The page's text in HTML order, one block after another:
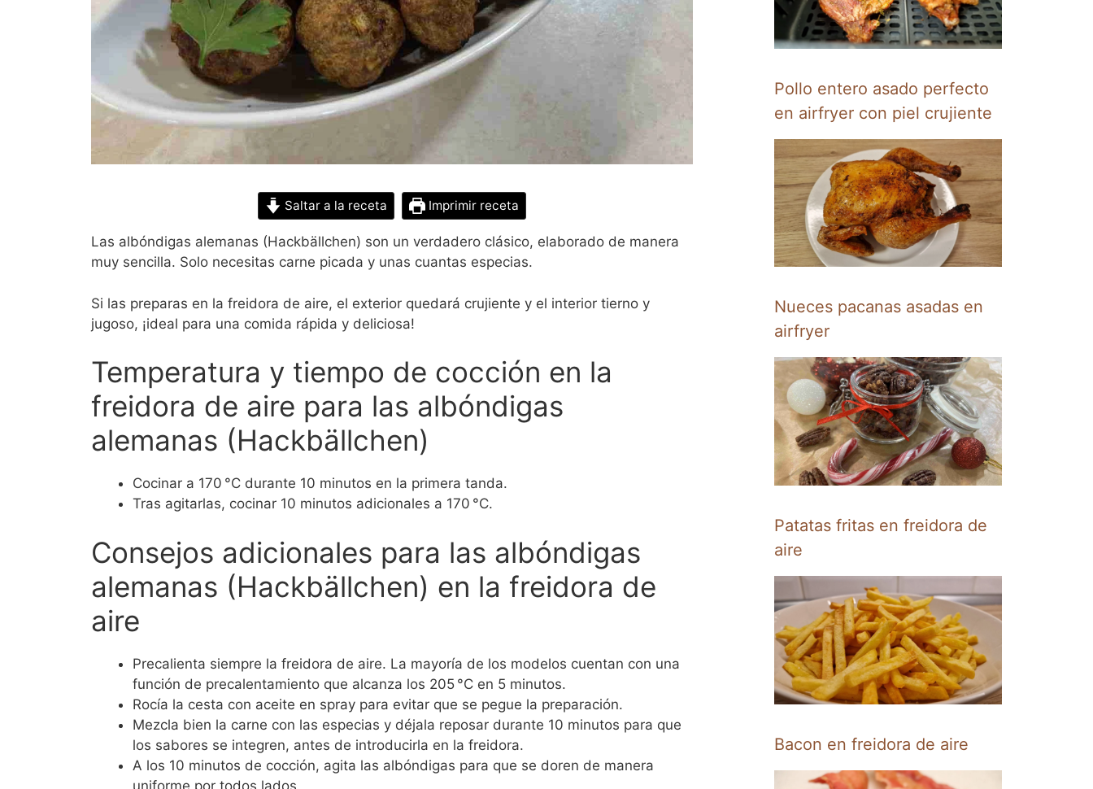
Saltar a la receta Imprimir receta
Las albóndigas alemanas (Hackbällchen) son un verdadero clásico, elaborado de manera
muy sencilla. Solo necesitas carne picada y unas cuantas especias.
Si las preparas en la freidora de aire, el exterior quedará crujiente y el interior tierno y
jugoso, ¡ideal para una comida rápida y deliciosa!
Temperatura y tiempo de cocción en la
freidora de aire para las albóndigas
alemanas (Hackbällchen)
Cocinar a 170 °C durante 10 minutos en la primera tanda.
Tras agitarlas, cocinar 10 minutos adicionales a 170 °C.
Consejos adicionales para las albóndigas
alemanas (Hackbällchen) en la freidora de
aire
Precalienta siempre la freidora de aire. La mayoría de los modelos cuentan con una
función de precalentamiento que alcanza los 205 °C en 5 minutos.
Rocía la cesta con aceite en spray para evitar que se pegue la preparación.
Mezcla bien la carne con las especias y déjala reposar durante 10 minutos para que
los sabores se integren, antes de introducirla en la freidora.
A los 10 minutos de cocción, agita las albóndigas para que se doren de manera
uniforme por todos lados.
Pollo entero asado perfecto
en airfryer con piel crujiente
Nueces pacanas asadas en
airfryer
Patatas fritas en freidora de
aire
Bacon en freidora de aire